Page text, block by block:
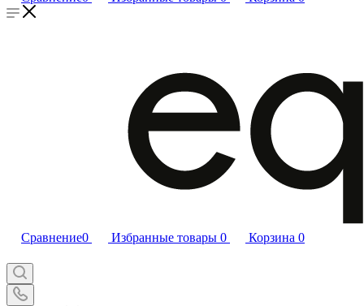
Сравнение0 Избранные товары 0 Корзина 0